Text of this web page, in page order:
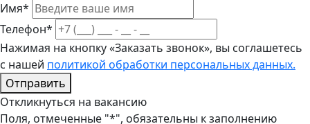
Имя*
Телефон*
Нажимая на кнопку «Заказать звонок», вы соглашетесь
с нашей политикой обработки персональных данных.
Отправить
Откликнуться на вакансию
Поля, отмеченные "*", обязательны к заполнению